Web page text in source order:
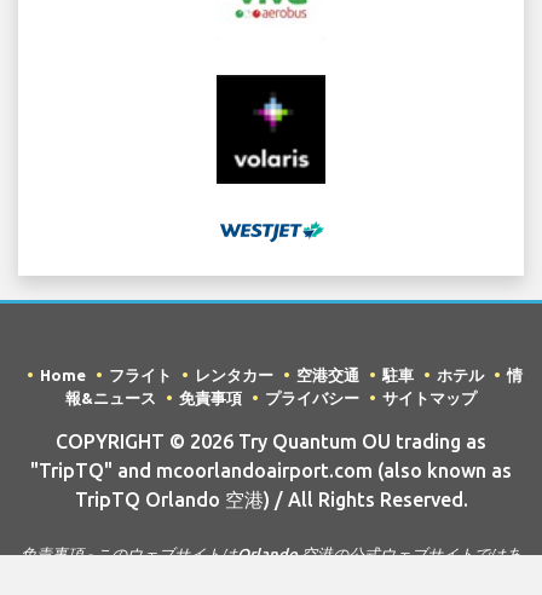
Home フライト レンタカー 空港交通 駐車 ホテル
情
報&ニュース
免責事項 プライバシー サイトマップ
COPYRIGHT © 2026 Try Quantum OU trading as
"TripTQ" and mcoorlandoairport.com (also known as
TripTQ Orlando 空港) / All Rights Reserved.
免責事項 - このウェブサイトはOrlando 空港の公式ウェブサイトではあ